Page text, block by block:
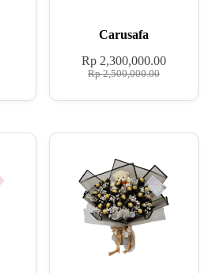
Carusafa
Rp2,500,000.00
Rp 2,300,000.00